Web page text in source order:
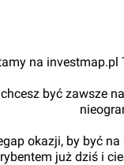
na
być zawsze
okazji, by być
już dziś i